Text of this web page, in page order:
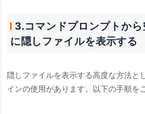
3.コマンドプロンプトか
に隠しファイルを表示する
隠しファイルを表示する高度な方法と
インの使用があります。以下の手順を